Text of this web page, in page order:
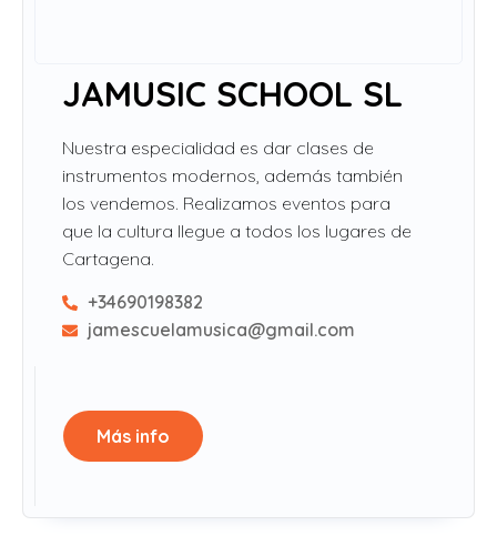
JAMUSIC SCHOOL SL
Nuestra especialidad es dar clases de
instrumentos modernos, además también
los vendemos. Realizamos eventos para
que la cultura llegue a todos los lugares de
Cartagena.
+34690198382
jamescuelamusica@gmail.com
Más info